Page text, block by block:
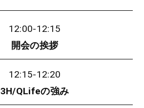
12:00-12:15
開会の挨拶
12:15-12:20
3H/QLifeの強み